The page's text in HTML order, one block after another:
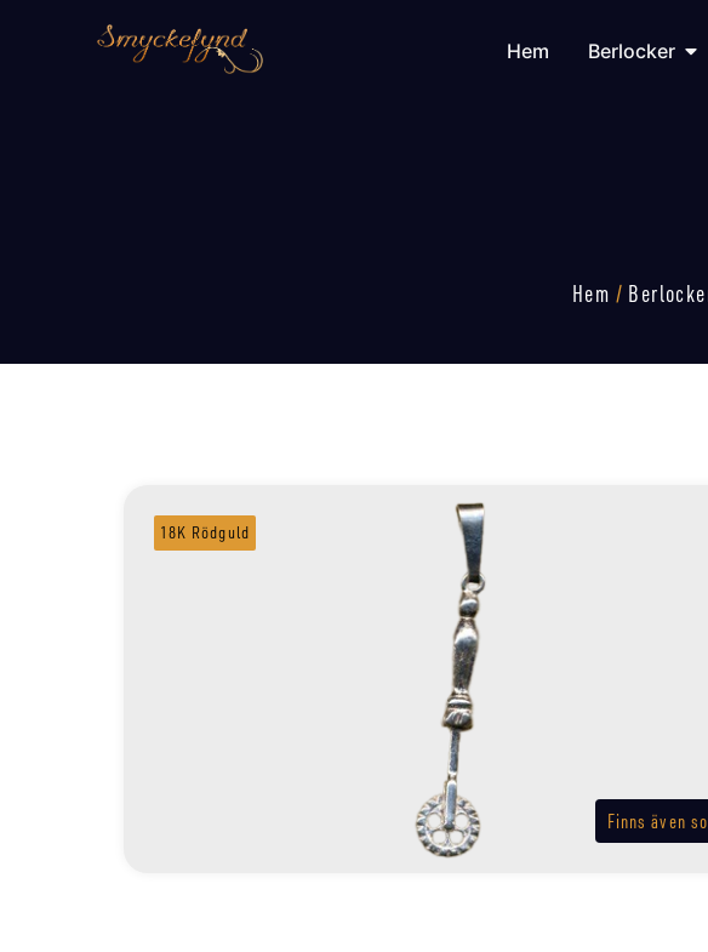
Hem Berlocker
Hem /
Finns även
18K Rödguld